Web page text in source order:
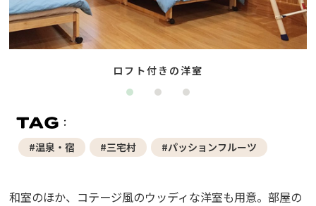
ロフト付きの洋室
#温泉・宿 #三宅村 #パッションフルーツ
和室のほか、コテージ風のウッディな洋室も用意。部屋の